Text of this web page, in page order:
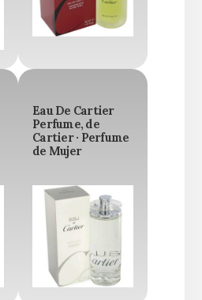
Eau De Cartier
Perfume, de
Cartier · Perfume
de Mujer